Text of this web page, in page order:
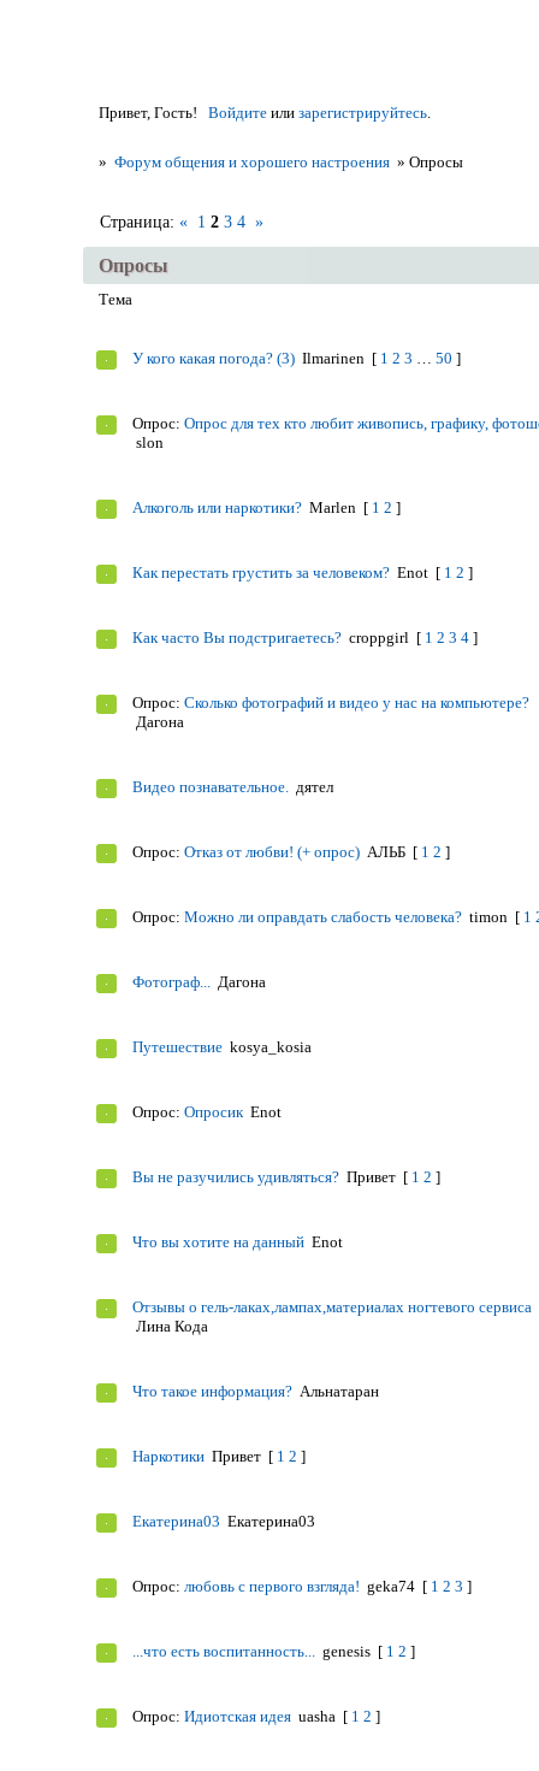
Привет, Гость! Войдите илизарегистрируйтесь.
» Форум общения и хорошего настроения » Опросы
Опросы
Страница: « 1 2 3 4 »
Тема
У кого какая погода? (3) Ilmarinen [ 1 2 3 … 50 ]
Опрос: Опрос для тех кто любит живопись, графику,
slon
Алкоголь или наркотики? Marlen [ 1 2 ]
Как перестать грустить за человеком? Enot [ 1 2 ]
Как часто Вы подстригаетесь? croppgirl [ 1 2 3 4 ]
Опрос: Сколько фотографий и видео у нас на компьютере?
Дагона
Видео познавательное. дятел
Опрос: Отказ от любви! (+ опрос) АЛЬБ [ 1 2 ]
Опрос: Можно ли оправдать слабость человека? timon [ 1
Фотограф... Дагона
Путешествие kosya_kosia
Опрос: Опросик Enot
Вы не разучились удивляться? Привет [ 1 2 ]
Что вы хотите на данный Enot
Отзывы о гель-лаках,лампах,материалах ногтевого сервиса
Лина Кода
Что такое информация? Альнатаран
Наркотики Привет [ 1 2 ]
Екатерина03 Екатерина03
Опрос: любовь с первого взгляда! geka74 [ 1 2 3 ]
...что есть воспитанность... genesis [ 1 2 ]
Опрос: Идиотская идея uasha [ 1 2 ]